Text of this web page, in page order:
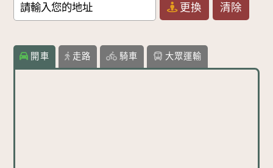
更換
清除
開車 走路 騎車 大眾運輸